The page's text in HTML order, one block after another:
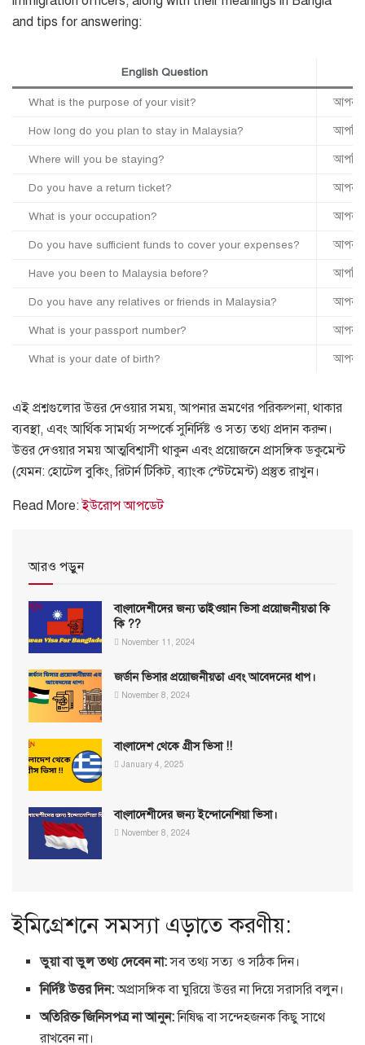
and tips for answering:
English Question
What is the purpose of your visit? আপনার
How long do you plan to stay in Malaysia? আপনি
Where will you be staying? আপনি
Do you have a return ticket? আপনার
What is your occupation?
Do you have sufficient funds to cover your expenses? আপনার
Have you been to Malaysia before? আপনি
Do you have any relatives or friends in Malaysia? আপনার
What is your passport number? আপনার
What is your date of birth? আপনার
এই প্রশ্নগুলোর উত্তর দেওয়ার সময়, আপনার ভ্রমণের পরিকল্পনা, থাকার
ব্যবস্থা, এবং আর্থিক সামর্থ্য সম্পর্কে সুনির্দিষ্ট ও সত্য তথ্য প্রদান করুন।
উত্তর দেওয়ার সময় আত্মবিশ্বাসী থাকুন এবং প্রয়োজনে প্রাসঙ্গিক ডকুমেন্ট
(যেমন: হোটেল বুকিং, রিটার্ন টিকিট, ব্যাংক স্টেটমেন্ট) প্রস্তুত রাখুন।
Read More:ইউরোপ আপডেট
আরও পড়ুন
বাংলাদেশীদের জন্য তাইওয়ান ভিসা প্রয়োজনীয়তা কি
কি ??
November 11, 2024
জর্ডান ভিসার প্রয়োজনীয়তা এবং আবেদনের ধাপ।
November 8, 2024
বাংলাদেশ থেকে গ্রীস ভিসা !!
January 4, 2025
বাংলাদেশীদের জন্য ইন্দোনেশিয়া ভিসা।
November 8, 2024
ইমিগ্রেশনে সমস্যা এড়াতে করণীয়:
ভুয়া বা ভুল তথ্য দেবেন না:সব তথ্য সত্য ও সঠিক দিন।
নির্দিষ্ট উত্তর দিন:অপ্রাসঙ্গিক বা ঘুরিয়ে উত্তর না দিয়ে সরাসরি বলুন।
অতিরিক্ত জিনিসপত্র না আনুন:নিষিদ্ধ বা সন্দেহজনক কিছু সাথে
রাখবেন না।